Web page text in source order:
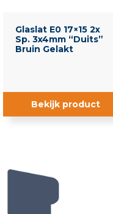
Glaslat E0 17×15 2x
Sp. 3x4mm “Duits”
Bruin Gelakt
Bekijk product